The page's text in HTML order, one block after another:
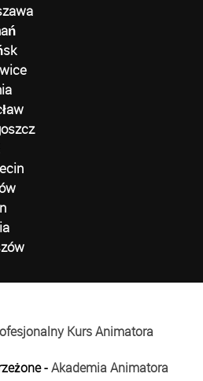
Kurs Animatora
-Akademia Animatora